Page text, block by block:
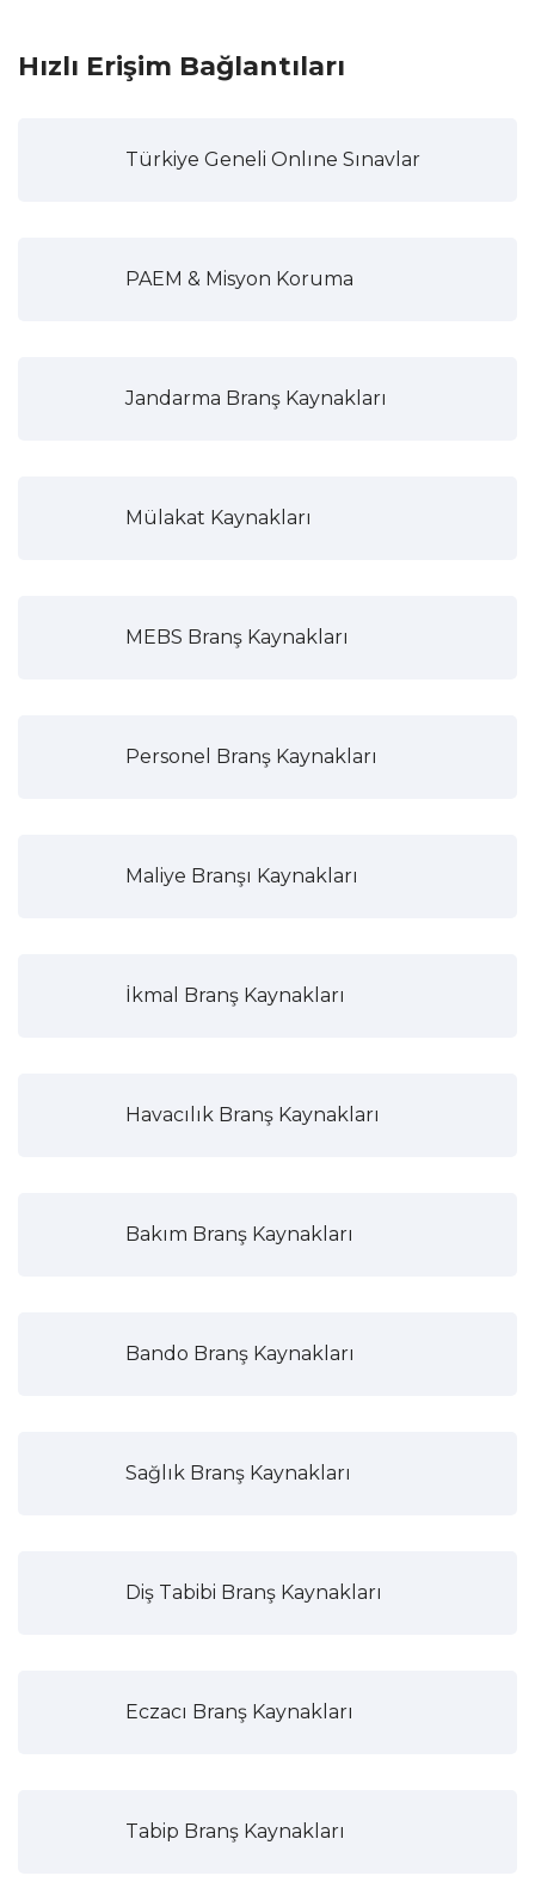
Hızlı Erişim Bağlantıları
Türkiye Geneli Onlıne Sınavlar
PAEM & Misyon Koruma
Jandarma Branş Kaynakları
Mülakat Kaynakları
MEBS Branş Kaynakları
Personel Branş Kaynakları
Maliye Branşı Kaynakları
İkmal Branş Kaynakları
Havacılık Branş Kaynakları
Bakım Branş Kaynakları
Bando Branş Kaynakları
Sağlık Branş Kaynakları
Diş Tabibi Branş Kaynakları
Eczacı Branş Kaynakları
Tabip Branş Kaynakları